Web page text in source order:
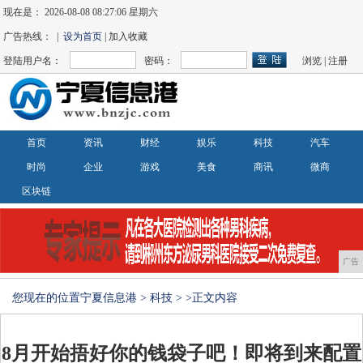
现在是：2026-08-08 08:27:06 星期六
广告热线： |设为首页 | 加入收藏
登陆用户名： 密码： 浏览 |注册
首页 资讯 财经 娱乐 科技 汽车
时尚 企业 游戏 美食 商讯 微商
区块链
广告
您现在的位置宁夏信息港 > 科技 > >正文内容
8月开始捂好你的钱袋子吧！即将到来配置